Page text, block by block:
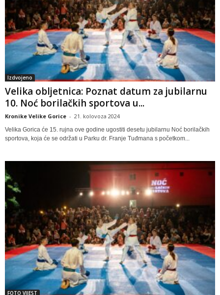
Izdvojeno
Velika obljetnica: Poznat datum za jubilarnu
10. Noć borilačkih sportova u...
Kronike Velike Gorice - 21. kolovoza 2024
Velika Gorica će 15. rujna ove godine ugostiti desetu jubilarnu Noć borilačkih
sportova, koja će se održati u Parku dr. Franje Tuđmana s početkom...
FOTO VIJEST